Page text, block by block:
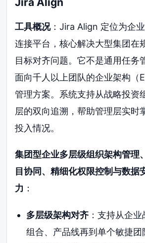
工具概况：Jira Align 定位为企
连接平台，核心解决大型集团在
目标对齐问题。它不是通用任务
面向千人以上团队的企业架构（
管理方案。系统支持从战略投资
层的双向追溯，帮助管理层实时
投入情况。
集团型企业多层级组织架构管理
目协同、精细化权限控制与数据
力 ：
多层级架构对齐：支持从企业
组合、产品线再到单个敏捷团